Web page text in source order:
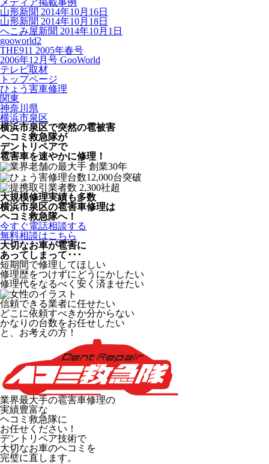
メディア掲載事例
山形新聞 2014年10月16日
山形新聞 2014年10月18日
へこみ屋新聞 2014年10月1日
gooworld2
THE911 2005年春号
2006年12月号 GooWorld
テレビ取材
トップページ
ひょう害車修理
関東
神奈川県
横浜市泉区
横浜市泉区で突然の雹被害
ヘコミ救急隊が
デントリペアで
雹害車を速やかに修理！
大規模修理実績も多数
横浜市泉区の雹害車修理は
ヘコミ救急隊へ！
今すぐ電話相談する
無料相談はこちら
大切なお車が雹害に
あってしまって･･･
短期間で修理してほしい
修理歴をつけずにどうにかしたい
修理代をなるべく安く済ませたい
信頼できる業者に任せたい
どこに依頼すべきか分からない
かなりの台数をお任せしたい
と、お考えの方！
業界最大手の雹害車修理の
実績豊富な
ヘコミ救急隊に
お任せください！
デントリペア技術で
大切なお車のヘコミを
完璧に直します。